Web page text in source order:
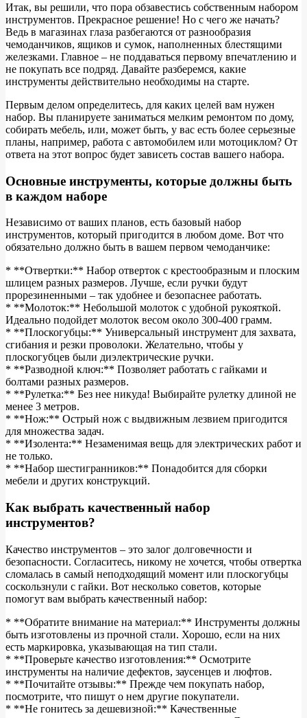
Итак, вы решили, что пора обзавестись собственным набором
инструментов. Прекрасное решение! Но с чего же начать?
Ведь в магазинах глаза разбегаются от разнообразия
чемоданчиков, ящиков и сумок, наполненных блестящими
железками. Главное – не поддаваться первому впечатлению и
не покупать все подряд. Давайте разберемся, какие
инструменты действительно необходимы на старте.
Первым делом определитесь, для каких целей вам нужен
набор. Вы планируете заниматься мелким ремонтом по дому,
собирать мебель, или, может быть, у вас есть более серьезные
планы, например, работа с автомобилем или мотоциклом? От
ответа на этот вопрос будет зависеть состав вашего набора.
Основные инструменты, которые должны быть
в каждом наборе
Независимо от ваших планов, есть базовый набор
инструментов, который пригодится в любом доме. Вот что
обязательно должно быть в вашем первом чемоданчике:
* **Отвертки:** Набор отверток с крестообразным и плоским
шлицем разных размеров. Лучше, если ручки будут
прорезиненными – так удобнее и безопаснее работать.
* **Молоток:** Небольшой молоток с удобной рукояткой.
Идеально подойдет молоток весом около 300-400 грамм.
* **Плоскогубцы:** Универсальный инструмент для захвата,
сгибания и резки проволоки. Желательно, чтобы у
плоскогубцев были диэлектрические ручки.
* **Разводной ключ:** Позволяет работать с гайками и
болтами разных размеров.
* **Рулетка:** Без нее никуда! Выбирайте рулетку длиной не
менее 3 метров.
* **Нож:** Острый нож с выдвижным лезвием пригодится
для множества задач.
* **Изолента:** Незаменимая вещь для электрических работ и
не только.
* **Набор шестигранников:** Понадобится для сборки
мебели и других конструкций.
Как выбрать качественный набор
инструментов?
Качество инструментов – это залог долговечности и
безопасности. Согласитесь, никому не хочется, чтобы отвертка
сломалась в самый неподходящий момент или плоскогубцы
соскользнули с гайки. Вот несколько советов, которые
помогут вам выбрать качественный набор:
* **Обратите внимание на материал:** Инструменты должны
быть изготовлены из прочной стали. Хорошо, если на них
есть маркировка, указывающая на тип стали.
* **Проверьте качество изготовления:** Осмотрите
инструменты на наличие дефектов, заусенцев и люфтов.
* **Почитайте отзывы:** Прежде чем покупать набор,
посмотрите, что пишут о нем другие покупатели.
* **Не гонитесь за дешевизной:** Качественные